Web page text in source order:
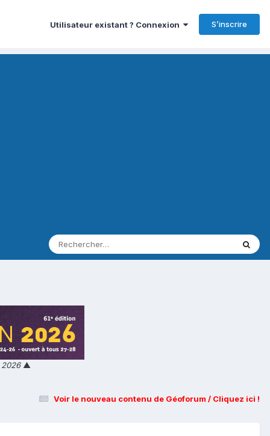
Utilisateur existant ? Connexion S’inscrire
▲
Voir le nouveau contenu de Géoforum / Cliquez ici !